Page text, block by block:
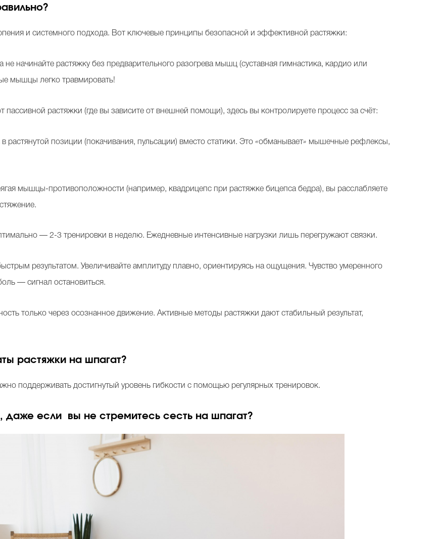
и системного подхода. Вот ключевые принципы безопасной и эффективной растяжки:
не начинайте растяжку без предварительного разогрева мышц (суставная гимнастика, кардио или
мышцы легко травмировать!
пассивной растяжки (где вы зависите от внешней помощи), здесь вы контролируете процесс за счёт:
позиции (покачивания, пульсации) вместо статики. Это«обманывает» мышечные рефлексы,
мышцы-противоположности (например, квадрицепс при растяжке бицепса бедра), вы расслабляете
— 2-3 тренировки в неделю. Ежедневные интенсивные нагрузки лишь перегружают связки.
результатом. Увеличивайте амплитуду плавно, ориентируясь на ощущения. Чувство умеренного
— сигнал остановиться.
только через осознанное движение. Активные методы растяжки дают стабильный результат,
растяжки на шпагат?
поддерживать достигнутый уровень гибкости с помощью регулярных тренировок.
даже если вы не стремитесь сесть на шпагат?